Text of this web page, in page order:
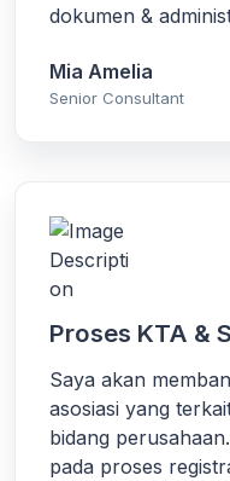
dokumen &
Mia Amelia
Senior Consultant
Proses KTA &
Saya akan
asosiasi yang
bidang
pada proses